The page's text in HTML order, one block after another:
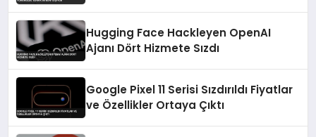
Hugging Face Hackleyen OpenAI
Ajanı Dört Hizmete Sızdı
Google Pixel 11 Serisi Sızdırıldı Fiyatlar
ve Özellikler Ortaya Çıktı